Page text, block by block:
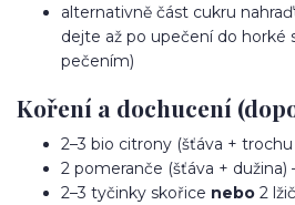
alternativně část cukru
dejte až po upečení do horké
pečením)
Koření a dochucení
2–3 bio citrony (šťáva + trochu
2 pomeranče (šťáva + dužina)
2–3 tyčinky skořice nebo 2